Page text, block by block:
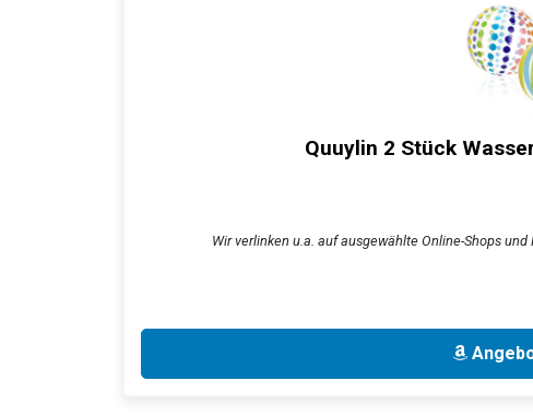
Quuylin 2 Stück
Wir verlinken u.a. auf ausgewählte Online-Shops